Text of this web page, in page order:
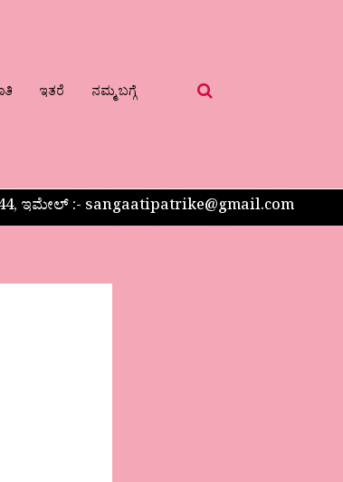
ಇತರೆ ನಮ್ಮ ಬಗ್ಗೆ
ಇಮೇಲ್ :- sangaatipatrike@gmail.com